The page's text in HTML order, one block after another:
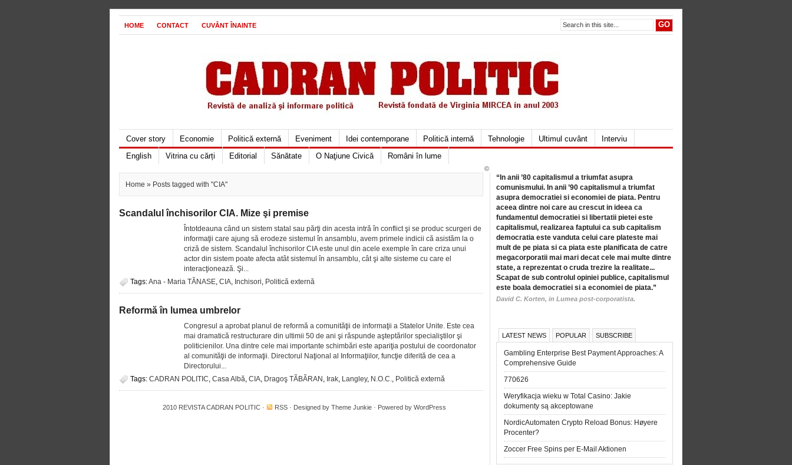
HOME CONTACT CUVÂNT ÎNAINTE
Cover story Economie Politică externă Eveniment Idei contemporane Politică internă Tehnologie Ultimul cuvânt
Interviu
English
Vitrina cu cărți Editorial Sănătate O Naţiune Civică Români în lume
Home » Posts tagged with "CIA"
Scandalul închisorilor CIA. Mize şi premise
Întotdeauna când un sistem statal sau părţi din acesta intră în conflict şi se produc scurgeri de
informaţii care ajung să erodeze sistemul în ansamblu, avem primele indicii că asistăm la o
criză de sistem. Scandalul închisorilor CIA este unul din acele exemple în care criza unui
actor din sistem poate afecta atât sistemul în ansamblu, cât şi alte sisteme cu care el
interacţionează. Şi...
Tags:Ana - Maria TĂNASE, CIA, Inchisori, Politică externă
Reformă în lumea umbrelor
Congresul a aprobat planul de reformă a comunităţii de informaţii a Statelor Unite. Este cea
mai dramatică restructurare din ultimii 50 de ani şi răspunde aşteptărilor specialiştilor şi
politicienilor. Una dintre cele mai importante schimbări este apariţia postului de coordonator
al comunităţii de informaţii. Directorul Naţional al Informaţiilor, funcţie diferită de cea a
Directorului...
Tags: CADRAN POLITIC, Casa Albă, CIA, Dragoş TÃBÃRAN , Irak, Langley, N.O.C., Politică externă
“In anii ’80 capitalismul a triumfat asupra
comunismului. In anii ’90 capitalismul a triumfat
asupra democratiei si economiei de piata. Pentru
aceea dintre noi care au crescut in ideea ca
fundamentul democratiei si libertatii pietei este
capitalismul, realizarea faptului ca sub capitalism
democratia este vanduta celui care plateste mai
mult de pe piata si ca piata este planificata de catre
megacorporatii mai mari decat cele mai multe dintre
state, a reprezentat o cruda trezire la realitate...
Scapat de sub controlul opiniei publice, capitalismul
este boala democratiei si a economiei de piata.”
David C. Korten, in Lumea post-corporatista.
LATEST NEWS POPULAR SUBSCRIBE
Gambling Enterprise Best Payment Approaches: A
Comprehensive Guide
770626
Weryfikacja wieku w Total Casino: Jakie
dokumenty są akceptowane
NordicAutomaten Crypto Reload Bonus: Høyere
Procenter?
Zoccer Free Spins per E-Mail Aktionen
©
2010 REVISTA CADRAN POLITIC · RSS · Designed by Theme Junkie · Powered by WordPress